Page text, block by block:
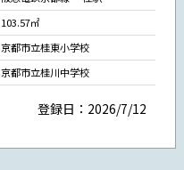
103.57㎡
京都市立桂東小学校
京都市立桂川中学校
登録日：2026/7/12